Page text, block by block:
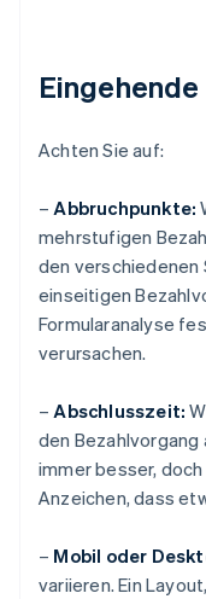
Achten Sie auf:
–Abbruchpunkte:
mehrstufigen
den verschiedenen
einseitigen
Formularanalyse
verursachen.
–Abschlusszeit:
den
immer besser,
Anzeichen, dass
– Mobil oder
variieren. Ein